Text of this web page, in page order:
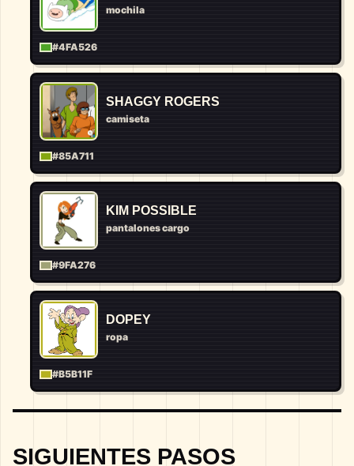
mochila
#4FA526
SHAGGY ROGERS
camiseta
#85A711
KIM POSSIBLE
pantalones cargo
#9FA276
DOPEY
ropa
#B5B11F
SIGUIENTES PASOS